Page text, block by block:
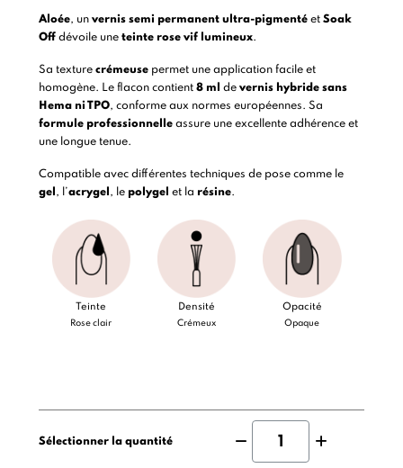
Aloée, un vernis semi permanent ultra-pigmentéet Soak
Offdévoile une teinte rose vif lumineux.
Sa texture crémeusepermet une application facile et
homogène. Le flacon contient 8 ml de vernis hybride sans
Hema ni TPO, conforme aux normes européennes. Sa
formule professionnelle assure une excellente adhérence et
une longue tenue.
Compatible avec différentes techniques de pose comme le
gel , l’acrygel , le polygel et la résine.
Teinte
Rose clair
Densité
Crémeux
Opacité
Opaque
Sélectionner la quantité